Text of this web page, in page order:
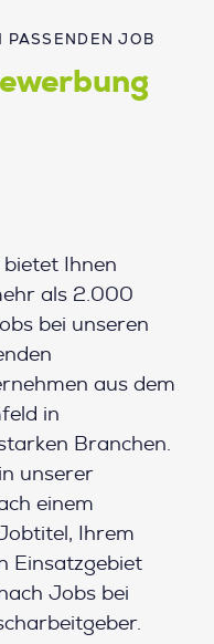
PASSENDEN JOB
bietet Ihnen
als 2.000
bei unseren
aus dem
in
Branchen.
unserer
einem
Ihrem
Einsatzgebiet
Jobs bei